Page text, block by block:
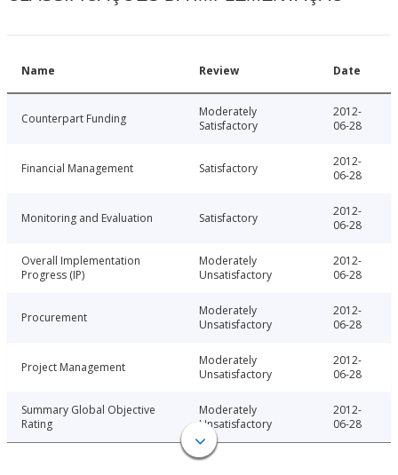
Name Review Date
Counterpart Funding
Moderately
Satisfactory
2012-
06-28
Financial Management Satisfactory
2012-
06-28
Monitoring and Evaluation Satisfactory
2012-
06-28
Overall Implementation
Progress (IP)
Moderately
Unsatisfactory
2012-
06-28
Procurement
Moderately
Unsatisfactory
2012-
06-28
Project Management
Moderately
Unsatisfactory
2012-
06-28
Summary Global Objective
Rating
Moderately
Unsatisfactory
2012-
06-28